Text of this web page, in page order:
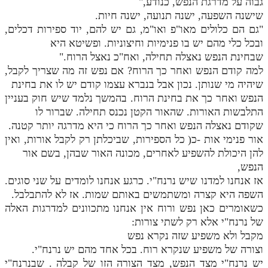
שישנה השפעה, ישנה תנועה, ישנה חיות.
"גם הם כלולים מאו"פ ואו"מ, גם יש להם, יוד ספירות דכלים,
ובכל כלי מהם יש בו פנימיות וחיצוניות. ופשיטא היא
שבחינת הנפש נאצלה תחילה, ואח"כ נאצל הרוח."
למה קודם הנפש ואחר כך הרוח? אם נפש זה מה שצריך לקבל,
שיהיה מי שנותן. נכון אבל בנברא עצמו קודם יש לו את בחינת
הנפש ואחר כך את בחינת הרוח. בהמשך נלמד שיש חוק בעניין
התלבשות האורות. שהאור הקטן נכנס תחילה. שברור לו
שקודם נאצלה הנפש ואחר כך הרוח כי היא מדרגה יותר קטנה.
אור פנימי אות -כ( כל הספירות, שביכלתן רק לקבל אורות, ואין
להן היכולת להשפיע לאחרים, מכונה האור שבהן, בשם אור
הנפש,
אז אנחנו למדנו שיש נרנח"י. כרגע אנחנו לומדים על שני סוגים.
השפה היא קצרה ומשתמשים באותם שמות. אז לא להתבלבל.
כשאומרים כאן נפש ורוח אין אנחנו מתכוונים למדרגות האלה
של נרנח"י אלא רק לשתי צורות:
מקבל ולא משפיע שזה נקרא נפש
וצורה של משפיע שנקרא רוח. בכל אחד מהם יש נרנח"י.
יש נרנח"י מצד הנפש, מצד הצורה הזו של קבלה . שבנרנח"י